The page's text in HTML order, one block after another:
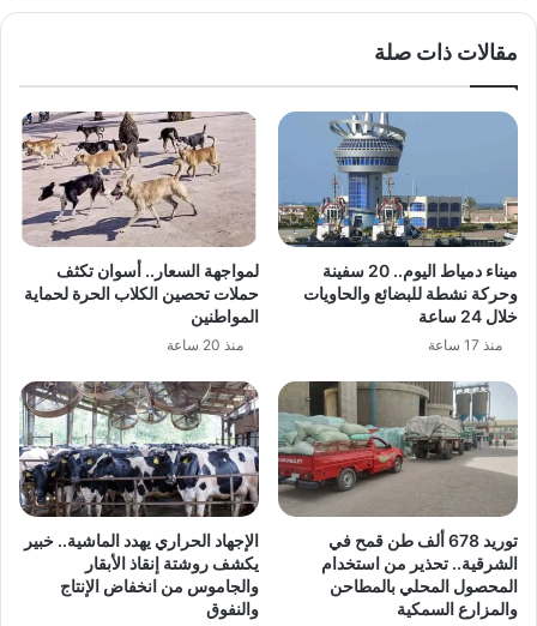
اللحوم
مقالات ذات صلة
ميناء دمياط اليوم.. 20 سفينة
وحركة نشطة للبضائع والحاويات
خلال 24 ساعة
منذ 17 ساعة
لمواجهة السعار.. أسوان تكثف
حملات تحصين الكلاب الحرة لحماية
المواطنين
منذ 20 ساعة
توريد 678 ألف طن قمح في
الشرقية.. تحذير من استخدام
المحصول المحلي بالمطاحن
والمزارع السمكية
الإجهاد الحراري يهدد الماشية.. خبير
يكشف روشتة إنقاذ الأبقار
والجاموس من انخفاض الإنتاج
والنفوق